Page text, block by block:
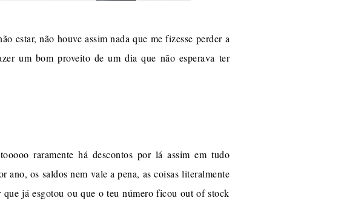
estar, não houve assim nada que me fizesse perder a
um bom proveito de um dia que não esperava ter
raramente há descontos por lá assim em tudo
ano, os saldos nem vale a pena, as coisas literalmente
já esgotou ou que o teu número ficou out of stock